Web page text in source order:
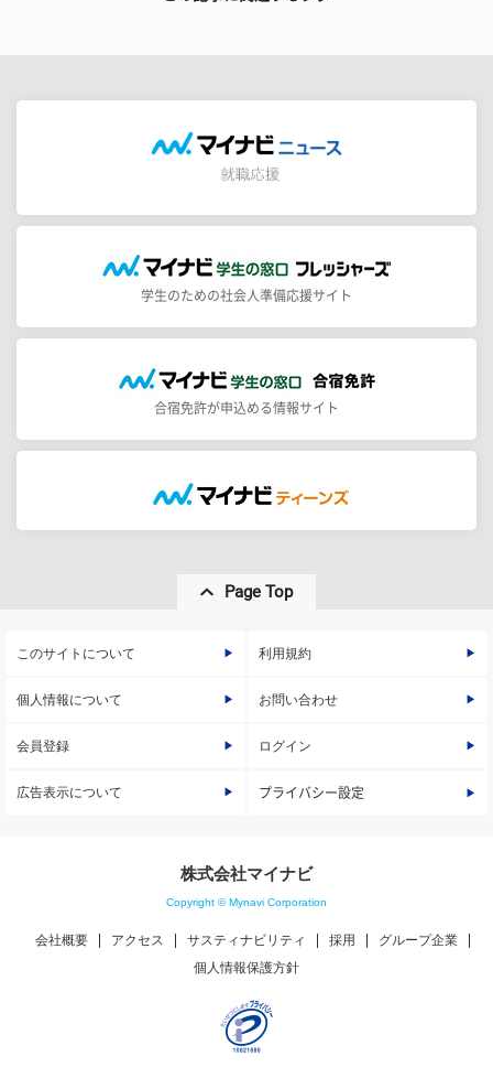
学生のための社会人準備応援サイト
合宿免許が申込める情報サイト
Page Top
このサイトについて 利用規約
個人情報について お問い合わせ
会員登録 ログイン
広告表示について プライバシー設定
株式会社マイナビ
Copyright © Mynavi Corporation
会社概要 アクセス サスティナビリティ 採用
グループ企業
個人情報保護方針